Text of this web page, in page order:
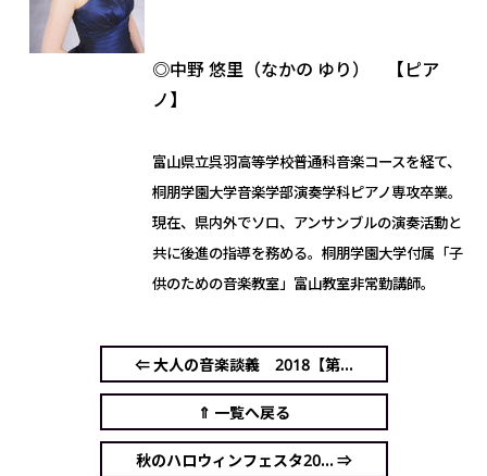
◎中野 悠里（なかの ゆり） 【ピア
ノ】
富山県立呉羽高等学校普通科音楽コースを経て、
桐朋学園大学音楽学部演奏学科ピアノ専攻卒業。
現在、県内外でソロ、アンサンブルの演奏活動と
共に後進の指導を務める。桐朋学園大学付属「子
供のための音楽教室」富山教室非常勤講師。
⇐ 大人の音楽談義 2018【第...
⇑ 一覧へ戻る
秋のハロウィンフェスタ20... ⇒